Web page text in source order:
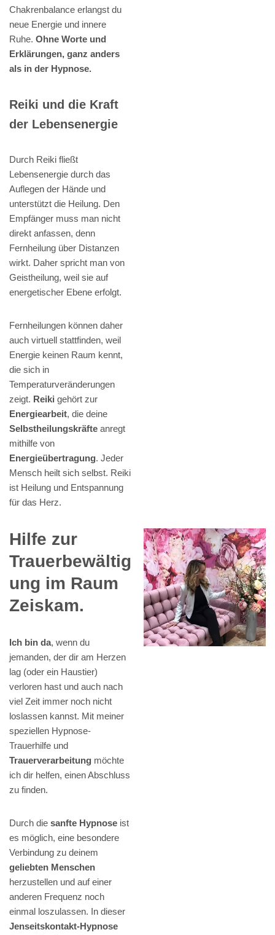
Chakrenbalance erlangst du
neue Energie und innere
Ruhe. Ohne Worte und
Erklärungen, ganz anders
als in der Hypnose.
Reiki und die Kraft
der Lebensenergie
Durch Reiki fließt
Lebensenergie durch das
Auflegen der Hände und
unterstützt die Heilung. Den
Empfänger muss man nicht
direkt anfassen, denn
Fernheilung über Distanzen
wirkt. Daher spricht man von
Geistheilung, weil sie auf
energetischer Ebene erfolgt.
Fernheilungen können daher
auch virtuell stattfinden, weil
Energie keinen Raum kennt,
die sich in
Temperaturveränderungen
zeigt. Reiki gehört zur
Energiearbeit, die deine
Selbstheilungskräfte anregt
mithilfe von
Energieübertragung. Jeder
Mensch heilt sich selbst. Reiki
ist Heilung und Entspannung
für das Herz.
Hilfe zur
Trauerbewältig
ung im Raum
Zeiskam.
Ich bin da, wenn du
jemanden, der dir am Herzen
lag (oder ein Haustier)
verloren hast und auch nach
viel Zeit immer noch nicht
loslassen kannst. Mit meiner
speziellen Hypnose-
Trauerhilfe und
Trauerverarbeitung möchte
ich dir helfen, einen Abschluss
zu finden.
Durch die sanfte Hypnose ist
es möglich, eine besondere
Verbindung zu deinem
geliebten Menschen
herzustellen und auf einer
anderen Frequenz noch
einmal loszulassen. In dieser
Jenseitskontakt-Hypnose